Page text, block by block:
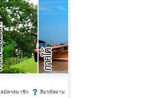
สมัครสมาชิก ลืมรหัสผ่าน